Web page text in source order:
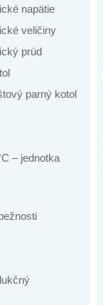
napätie
veličiny
prúd
parný kotol
– jednotka